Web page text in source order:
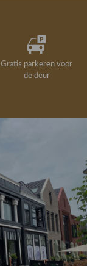
Gratis parkeren voor
de deur